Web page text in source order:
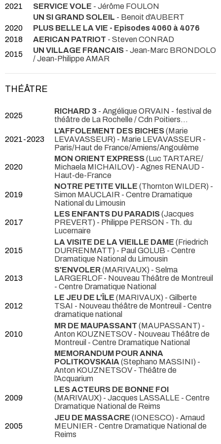
2021
SERVICE VOLE - Jérôme FOULON
UN SI GRAND SOLEIL - Benoit d'AUBERT
2020
PLUS BELLE LA VIE - Episodes 4060 à 4076
2018
AERICAN PATRIOT - Steven CONRAD
2015
UN VILLAGE FRANCAIS - Jean-Marc BRONDOLO
/ Jean-Philippe AMAR
THÉÂTRE
2025 RICHARD 3 - Angélique ORVAIN - festival de
théâtre de La Rochelle / Cdn Poitiers...
2021-2023
L'AFFOLEMENT DES BICHES(Marie
LEVAVASSEUR) - Marie LEVAVASSEUR -
Paris/Haut de France/Amiens/Angoulème
2020
MON ORIENT EXPRESS(Luc TARTARE/
Michaela MICHAILOV) - Agnes RENAUD -
Haut-de-France
2019
NOTRE PETITE VILLE (Thornton WILDER) -
Simon MAUCLAIR - Centre Dramatique
National du Limousin
2017
LES ENFANTS DU PARADIS(Jacques
PREVERT) - Philippe PERSON - Th. du
Lucernaire
2015
LA VISITE DE LA VIEILLE DAME (Friedrich
DURRENMATT) - Paul GOLUB - Centre
Dramatique National du Limousin
2013
S'ENVOLER(MARIVAUX) - Selma
LARGERLOF- Nouveau Théâtre de Montreuil
- Centre Dramatique National
2012
LE JEU DE L'ÎLE (MARIVAUX) - Gilberte
TSAI - Nouveau théâtre de Montreuil - Centre
dramatique national
2010
MR DE MAUPASSANT (MAUPASSANT) -
Anton KOUZNETSOV - Nouveau Théâtre de
Montreuil - Centre Dramatique National
MEMORANDUM POUR ANNA
POLITKOVSKAIA (Stephano MASSINI) -
Anton KOUZNETSOV - Théâtre de
l'Acquarium
2009
LES ACTEURS DE BONNE FOI
(MARIVAUX) - Jacques LASSALLE - Centre
Dramatique National de Reims
2005
JEU DE MASSACRE (IONESCO) - Arnaud
MEUNIER - Centre Dramatique National de
Reims